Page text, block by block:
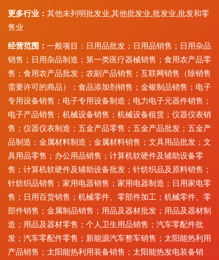
更多行业： 其他未列明批发业,其他批发业,批发业,批发和零
售业
经营范围： 一般项目：日用品批发；日用品销售；日用杂品
销售；日用杂品制造；第一类医疗器械销售；食用农产品零
售；食用农产品批发；农副产品销售；互联网销售（除销售
需要许可的商品）；食品添加剂销售；金银制品销售；电子
专用设备销售；电子专用设备制造；电力电子元器件销售；
电子产品销售；机械设备销售；机械设备租赁；仪器仪表销
售；仪器仪表制造；五金产品零售；五金产品批发；五金产
品制造；金属材料制造；金属材料销售；文具用品批发；文
具用品零售；办公用品销售；计算机软硬件及辅助设备零
售；计算机软硬件及辅助设备批发；针纺织品及原料销售；
针纺织品销售；家用电器销售；家用电器制造；日用家电零
售；日用百货销售；机械零件、零部件加工；机械零件、零
部件销售；金属制品销售；用品及器材批发；用品及器材制
造；用品及器材零售；个人卫生用品销售；汽车零配件批
发；汽车零配件零售；新能源汽车整车销售；太阳能热利用
产品销售；太阳能热利用装备销售；太阳能热发电装备销